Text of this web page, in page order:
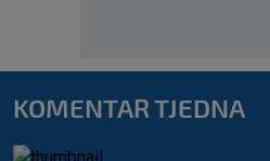
KOMENTAR TJEDNA